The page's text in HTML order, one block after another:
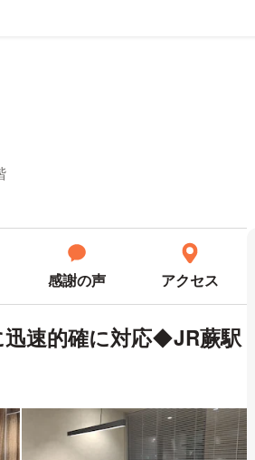
感謝の声 アクセス
速的確に対応◆JR蕨駅